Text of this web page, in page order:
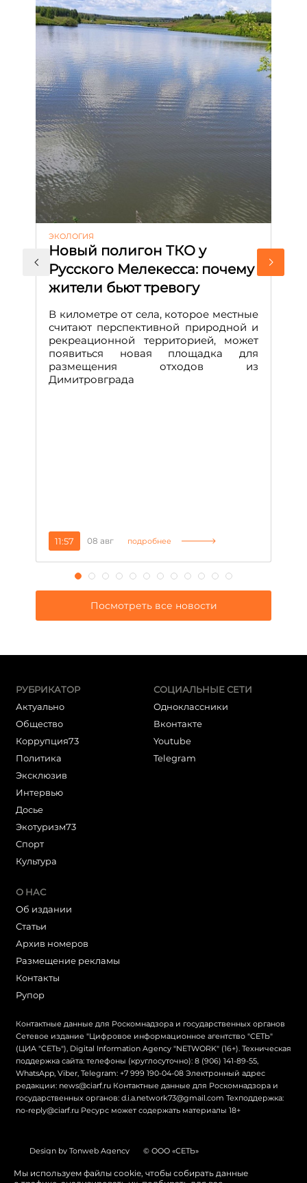
ЭКОЛОГИЯ
Новый полигон ТКО у
Русского Мелекесса: почему
жители бьют тревогу
В километре от села, которое местные
считают перспективной природной и
рекреационной территорией, может
появиться новая площадка для
размещения отходов из
Димитровграда
11:57 08 авг подробнее
Посмотреть все новости
РУБРИКАТОР
Актуально
Общество
Коррупция73
Политика
Эксклюзив
Интервью
Досье
Экотуризм73
Cпорт
Культура
СОЦИАЛЬНЫЕ СЕТИ
Одноклассники
Вконтакте
Youtube
Telegram
О НАС
Об издании
Статьи
Архив номеров
Размещение рекламы
Контакты
Рупор
Контактные данные для Роскомнадзора и государственных органов
Сетевое издание "Цифровое информационное агентство "СЕТЬ"
(ЦИА "СЕТЬ"), Digital Information Agency "NETWORK" (16+). Техническая
поддержка сайта: телефоны (круглосуточно): 8 (906) 141-89-55,
WhatsApp, Viber, Telegram: +7 999 190-04-08 Электронный адрес
редакции: news@ciarf.ru Контактные данные для Роскомнадзора и
государственных органов: d.i.a.network73@gmail.com Техподдержка:
no-reply@ciarf.ru Ресурс может содержать материалы 18+
Design by Tonweb Agency © ООО «СЕТЬ»
Политика конфиденциальности Карта сайта
Мы используем файлы cookie, чтобы собирать данные